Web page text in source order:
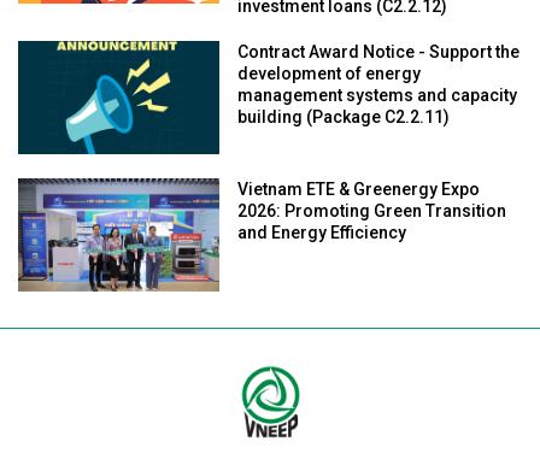
investment loans (C2.2.12)
Contract Award Notice - Support the
development of energy
management systems and capacity
building (Package C2.2.11)
Vietnam ETE & Greenergy Expo
2026: Promoting Green Transition
and Energy Efficiency